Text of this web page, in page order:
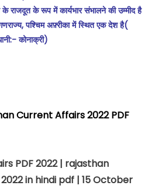
राजदूत के रूप में कार्यभार संभालने की उम्मीद है
पश्चिम अफ़्रीका में स्थित एक देश है(
कोनाक्री)
Current Affairs 2022 PDF
PDF 2022 | rajasthan
in hindi pdf | 15 October